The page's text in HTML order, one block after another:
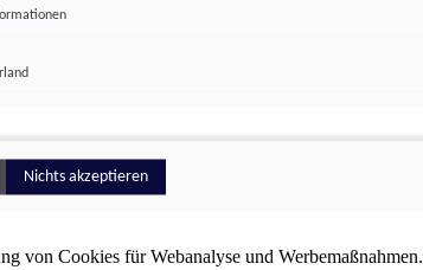
von Cookies für Webanalyse und Werbemaßnahmen.
Nichts akzeptieren